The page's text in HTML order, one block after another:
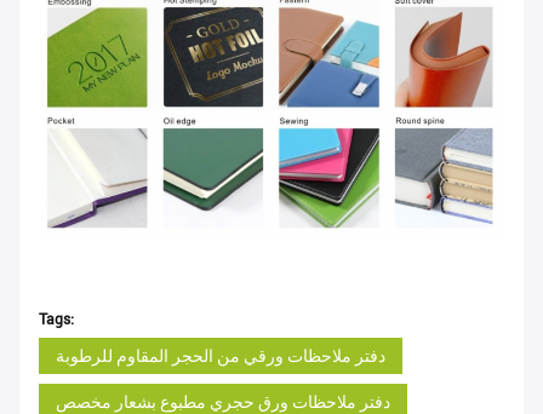
Tags:
دفتر ملاحظات ورقي من الحجر المقاوم للرطوبة
دفتر ملاحظات ورق حجري مطبوع بشعار مخصص